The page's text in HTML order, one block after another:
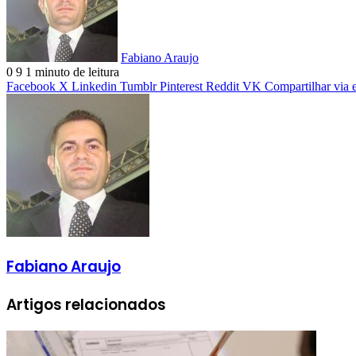
Fabiano Araujo
0 9 1 minuto de leitura
Facebook X Linkedin Tumblr Pinterest Reddit VK Compartilhar via
Fabiano Araujo
Artigos relacionados